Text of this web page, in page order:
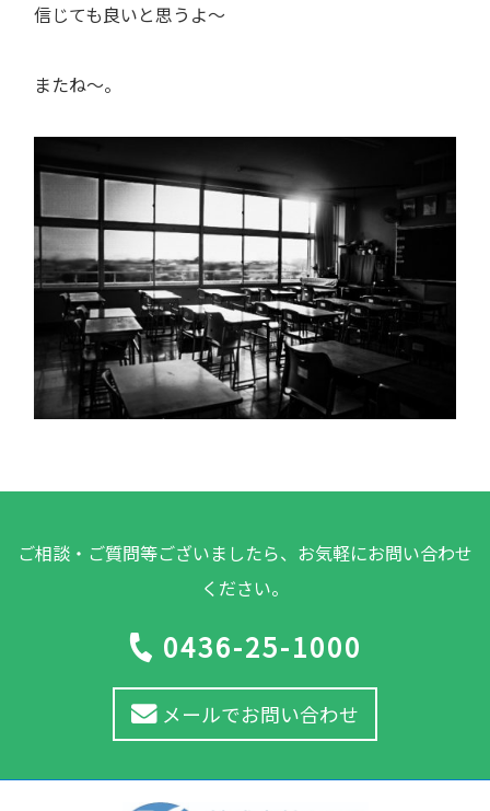
信じても良いと思うよ～
またね～。
ご相談・ご質問等ございましたら、お気軽にお問い合わせ
ください。
0436-25-1000
メールでお問い合わせ